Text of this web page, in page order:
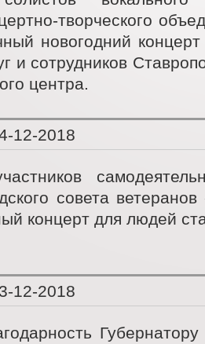
творческого
новогодний
и сотрудников
центра.
12-2018
совета
концерт для людей
12-2018
Губернатору